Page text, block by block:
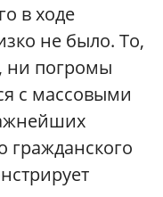
в ходе
не было. То,
ни погромы
с массовыми
гражданского